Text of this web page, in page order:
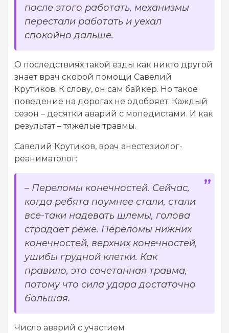
после этого работать, механизмы
перестали работать и уехал
спокойно дальше.
О последствиях такой езды как никто другой
знает врач скорой помощи Савелий
Крутиков. К слову, он сам байкер. Но такое
поведение на дорогах не одобряет. Каждый
сезон – десятки аварий с мопедистами. И как
результат – тяжелые травмы.
Савелий Крутиков, врач анестезиолог-
реаниматолог:
– Переломы конечностей. Сейчас,
когда ребята поумнее стали, стали
все-таки надевать шлемы, голова
страдает реже. Переломы нижних
конечностей, верхних конечностей,
ушибы грудной клетки. Как
правило, это сочетанная травма,
потому что сила удара достаточно
большая.
Число аварий с участием